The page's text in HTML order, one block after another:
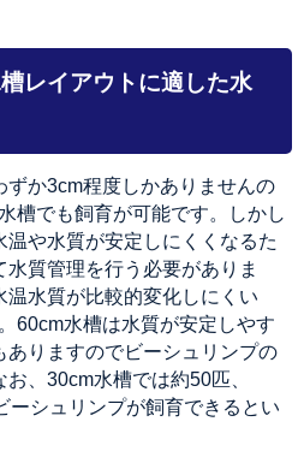
レイアウトに適した水
ずか3cm程度しかありませんの
槽でも飼育が可能です。しかし
や水質が安定しにくくなるた
質管理を行う必要がありま
水質が比較的変化しにくい
60cm水槽は水質が安定しやす
ありますのでビーシュリンプの
、30cm水槽では約50匹、
ーシュリンプが飼育できるとい